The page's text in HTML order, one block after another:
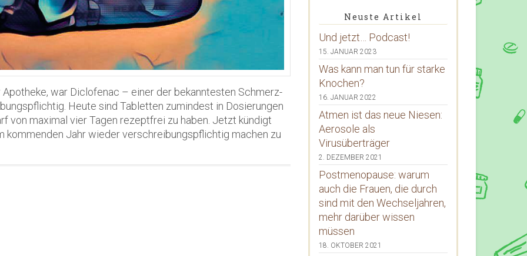
war Diclofenac – einer der bekanntesten Schmerz-
Heute sind Tabletten zumindest in Dosierungen
von maximal vier Tagen rezeptfrei zu haben. Jetzt kündigt
kommenden Jahr wieder verschreibungspflichtig machen zu
Neuste Artikel
Und jetzt… Podcast!
15. JANUAR 2023
Was kann man tun für starke
Knochen?
16. JANUAR 2022
Atmen ist das neue Niesen:
Aerosole als
Virusüberträger
2. DEZEMBER 2021
Postmenopause: warum
auch die Frauen, die durch
sind mit den Wechseljahren,
mehr darüber wissen
müssen
18. OKTOBER 2021